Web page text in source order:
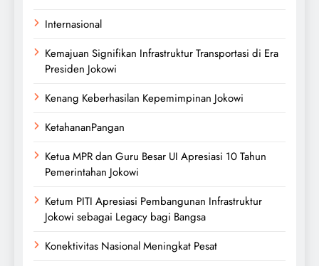
Internasional
Kemajuan Signifikan Infrastruktur Transportasi di Era
Presiden Jokowi
Kenang Keberhasilan Kepemimpinan Jokowi
KetahananPangan
Ketua MPR dan Guru Besar UI Apresiasi 10 Tahun
Pemerintahan Jokowi
Ketum PITI Apresiasi Pembangunan Infrastruktur
Jokowi sebagai Legacy bagi Bangsa
Konektivitas Nasional Meningkat Pesat